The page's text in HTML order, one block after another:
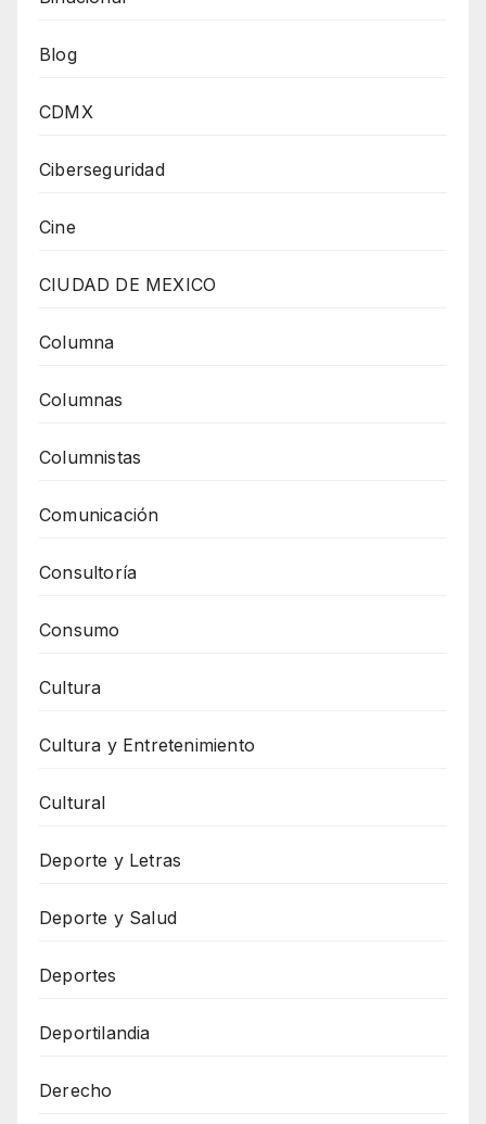
Blog
CDMX
Ciberseguridad
Cine
CIUDAD DE MEXICO
Columna
Columnas
Columnistas
Comunicación
Consultoría
Consumo
Cultura
Cultura y Entretenimiento
Cultural
Deporte y Letras
Deporte y Salud
Deportes
Deportilandia
Derecho